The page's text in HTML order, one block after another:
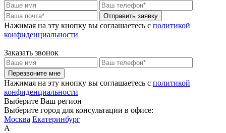
Отправить заявку
Нажимая на эту кнопку вы соглашаетесь c политикой
конфиденциальности
Заказать звонок
Перезвоните мне
Нажимая на эту кнопку вы соглашаетесь c политикой
конфиденциальности
Выберите Ваш регион
Выберите город для консультации в офисе:
Москва Екатеринбург
А